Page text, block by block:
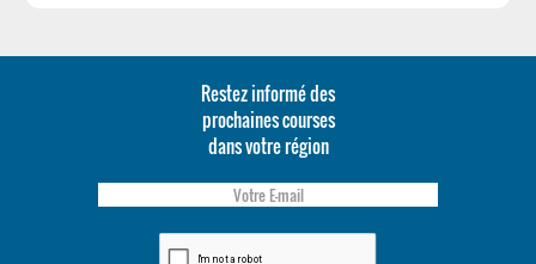
Restez informé des
prochaines courses
dans votre région